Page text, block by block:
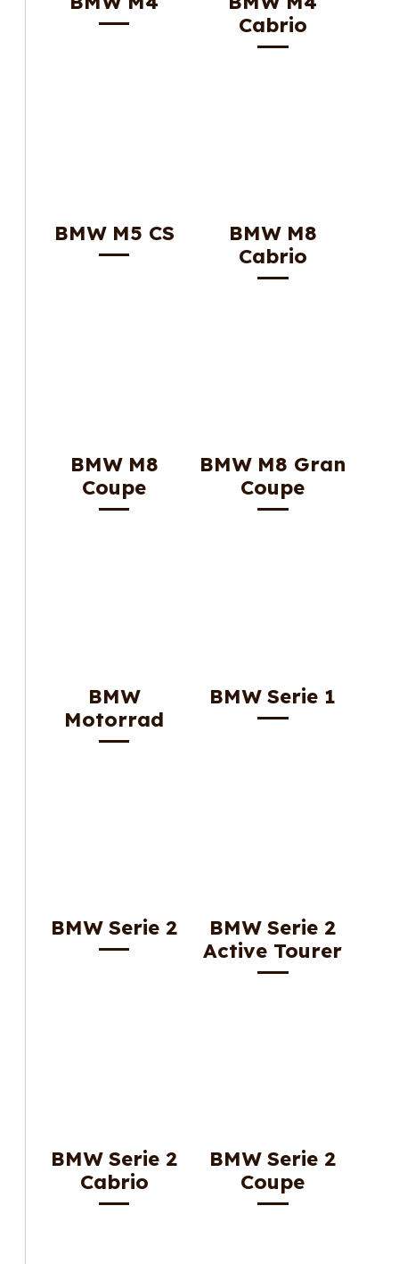
Cabrio
BMW M5 CS
BMW M8
Cabrio
BMW M8
Coupe
BMW M8 Gran
Coupe
BMW
Motorrad
BMW Serie 1
BMW Serie 2
BMW Serie 2
Active Tourer
BMW Serie 2
Cabrio
BMW Serie 2
Coupe